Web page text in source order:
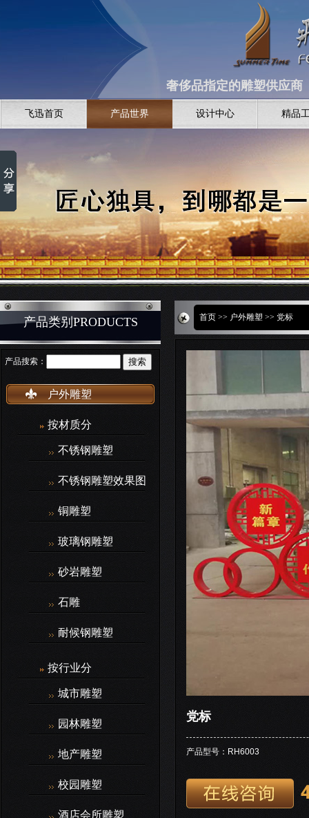
奢侈品指定的雕塑供应
飞迅首页 产品世界 设计中心 精品
产品类别PRODUCTS
产品搜索：
户外雕塑
按材质分
不锈钢雕塑
不锈钢雕塑效果图
铜雕塑
玻璃钢雕塑
砂岩雕塑
石雕
耐候钢雕塑
按行业分
城市雕塑
园林雕塑
地产雕塑
校园雕塑
酒店会所雕塑
首页 >> 户外雕塑 >> 党标
党标
产品型号：RH6003